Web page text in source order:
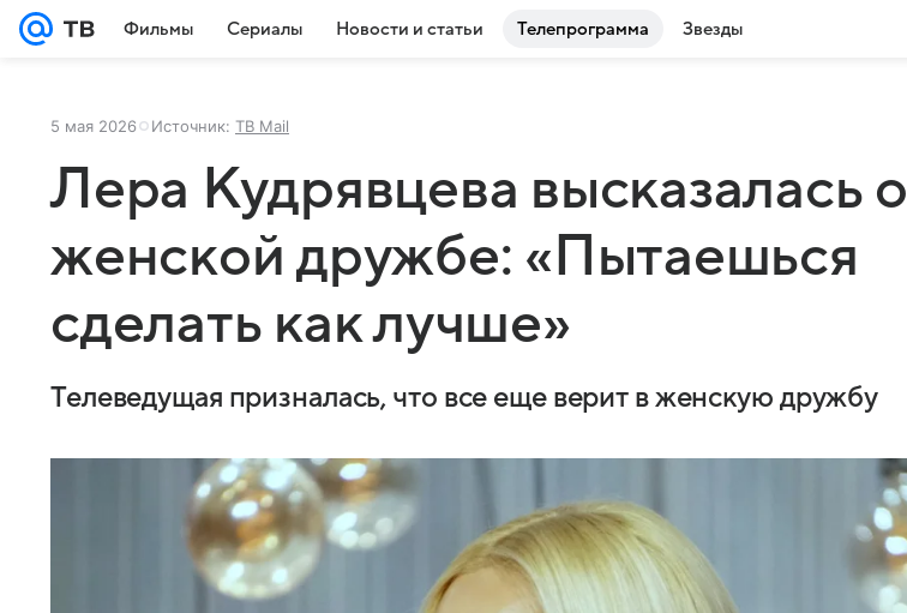
Фильмы Сериалы Новости и статьи Телепрограмма Звезды
5 мая 2026 Источник: ТВ Mail
Лера Кудрявцева высказалась о
женской дружбе: «Пытаешься
сделать как лучше»
Телеведущая призналась, что все еще верит в женскую дружбу